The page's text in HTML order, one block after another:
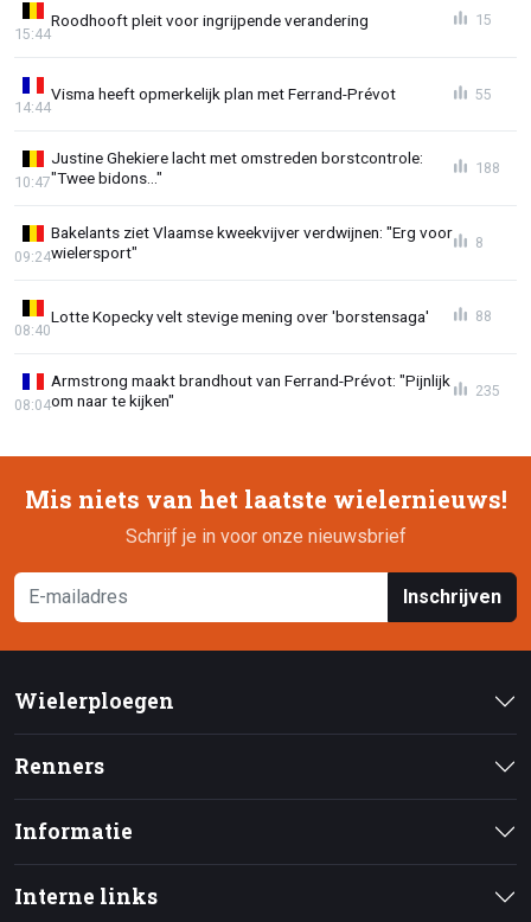
Roodhooft pleit voor ingrijpende verandering
15:44
15
Visma heeft opmerkelijk plan met Ferrand-Prévot
14:44
55
Justine Ghekiere lacht met omstreden borstcontrole:
"Twee bidons..."
10:47
188
Bakelants ziet Vlaamse kweekvijver verdwijnen: "Erg voor
wielersport"
09:24
8
Lotte Kopecky velt stevige mening over 'borstensaga'
08:40
88
Armstrong maakt brandhout van Ferrand-Prévot: "Pijnlijk
om naar te kijken"
08:04
235
Mis niets van het laatste wielernieuws!
Schrijf je in voor onze nieuwsbrief
Inschrijven
Wielerploegen
Renners
Informatie
Interne links